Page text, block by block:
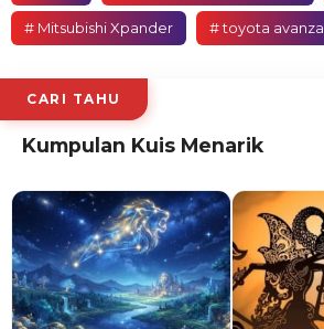
# Mitsubishi Xpander # toyota avanza
CARI TAHU
Kumpulan Kuis Menarik